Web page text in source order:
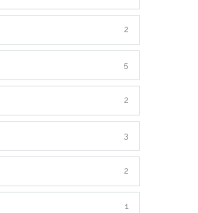
2
5
2
3
2
1